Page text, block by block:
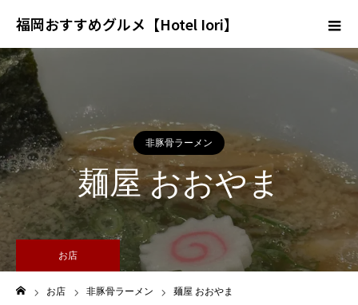
福岡おすすめグルメ【Hotel Iori】
非豚骨ラーメン
麺屋 おおやま
お店
お店 非豚骨ラーメン 麺屋 おおやま